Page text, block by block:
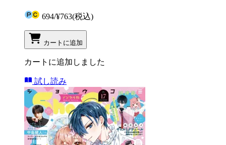
694/¥763(税込)
カートに追加
カートに追加しました
試し読み